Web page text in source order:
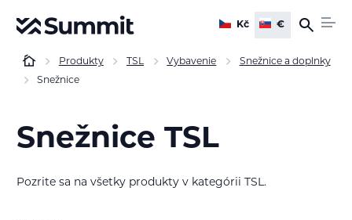
Kč €
Produkty TSL Vybavenie
Snežnice a doplnky
Snežnice
Snežnice TSL
Pozrite sa na všetky produkty v kategórii TSL.